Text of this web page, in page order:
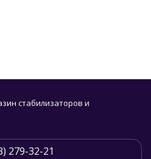
стабилизаторов и
279-32-21